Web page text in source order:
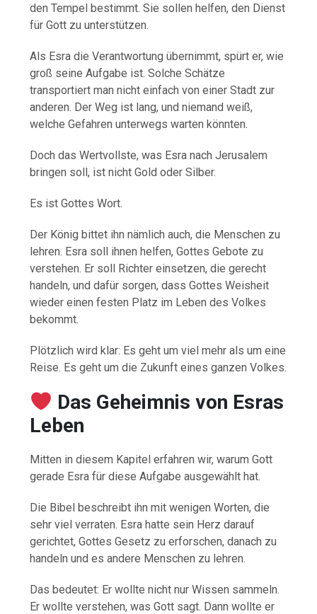
den Tempel bestimmt. Sie sollen helfen, den Dienst
für Gott zu unterstützen.
Als Esra die Verantwortung übernimmt, spürt er, wie
groß seine Aufgabe ist. Solche Schätze
transportiert man nicht einfach von einer Stadt zur
anderen. Der Weg ist lang, und niemand weiß,
welche Gefahren unterwegs warten könnten.
Doch das Wertvollste, was Esra nach Jerusalem
bringen soll, ist nicht Gold oder Silber.
Es ist Gottes Wort.
Der König bittet ihn nämlich auch, die Menschen zu
lehren. Esra soll ihnen helfen, Gottes Gebote zu
verstehen. Er soll Richter einsetzen, die gerecht
handeln, und dafür sorgen, dass Gottes Weisheit
wieder einen festen Platz im Leben des Volkes
bekommt.
Plötzlich wird klar: Es geht um viel mehr als um eine
Reise. Es geht um die Zukunft eines ganzen Volkes.
Das Geheimnis von Esras
Leben
Mitten in diesem Kapitel erfahren wir, warum Gott
gerade Esra für diese Aufgabe ausgewählt hat.
Die Bibel beschreibt ihn mit wenigen Worten, die
sehr viel verraten. Esra hatte sein Herz darauf
gerichtet, Gottes Gesetz zu erforschen, danach zu
handeln und es andere Menschen zu lehren.
Das bedeutet: Er wollte nicht nur Wissen sammeln.
Er wollte verstehen, was Gott sagt. Dann wollte er